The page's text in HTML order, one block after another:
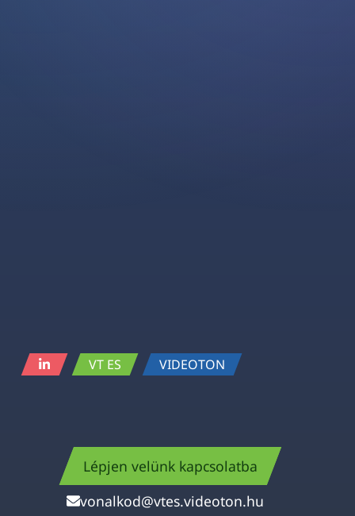
VT ES VIDEOTON
Lépjen velünk kapcsolatba
vonalkod@vtes.videoton.hu